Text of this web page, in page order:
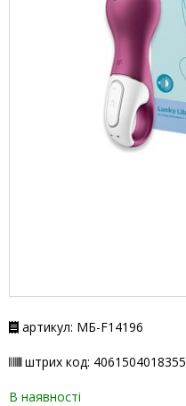
артикул: МБ-F14196
штрих код: 4061504018355
В наявності